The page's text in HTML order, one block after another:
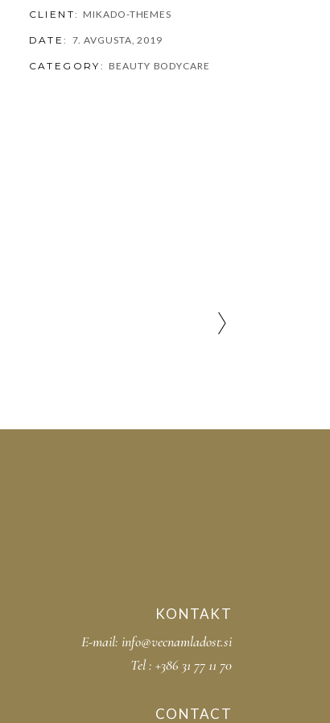
CLIENT: MIKADO-THEMES
DATE: 7. AVGUSTA, 2019
CATEGORY: BEAUTY BODYCARE
KONTAKT
E-mail: info@vecnamladost.si
Tel : +386 31 77 11 70
CONTACT